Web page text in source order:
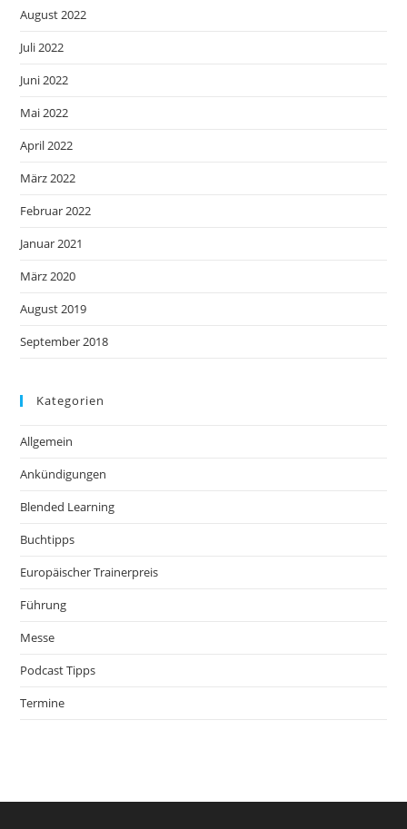
August 2022
Juli 2022
Juni 2022
Mai 2022
April 2022
März 2022
Februar 2022
Januar 2021
März 2020
August 2019
September 2018
Kategorien
Allgemein
Ankündigungen
Blended Learning
Buchtipps
Europäischer Trainerpreis
Führung
Messe
Podcast Tipps
Termine